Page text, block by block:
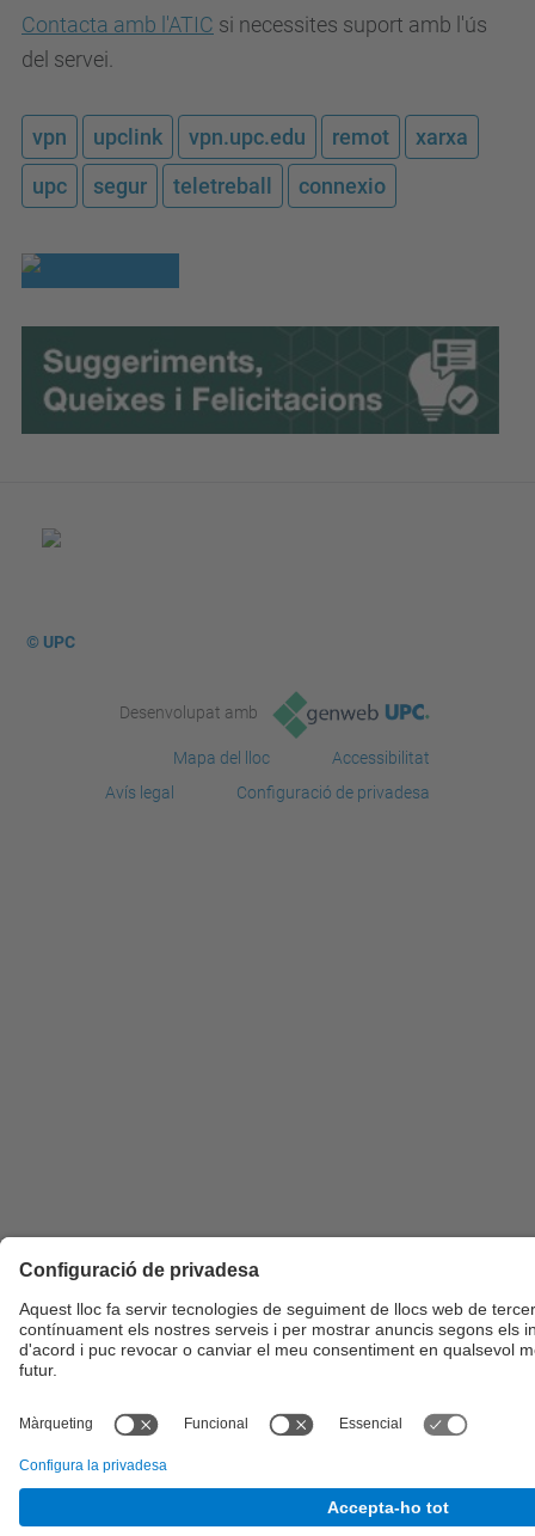
Contacta amb l'ATIC si necessites suport amb l'ús
del servei.
vpn upclink vpn.upc.edu remot
xarxa
upc
segur teletreball connexio
© UPC
Desenvolupat amb
Mapa del lloc
Accessibilitat
Avís legal
Configuració de privadesa